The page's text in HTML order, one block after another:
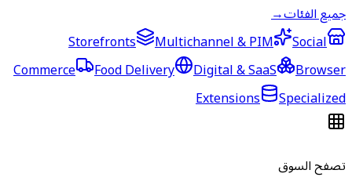
جميع الفئات→
Storefronts
Multichannel & PIM
Social
Commerce
Food Delivery Digital & SaaS
Browser
Extensions
Specialized
تصفح السوق